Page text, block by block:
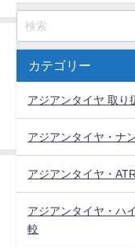
カテゴリー
アジアンタイヤ 取り
アジアンタイヤ・ナ
アジアンタイヤ・
アジアンタイヤ・ハ
較